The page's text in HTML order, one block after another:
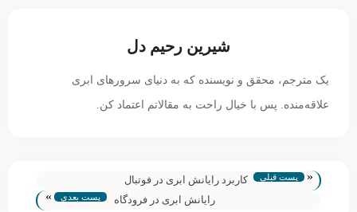
شیرین رحیم دل
یک مترجم، محقق و نویسنده که به دنیای سرورهای ابری
علاقه‌منده. پس با خیال راحت به مقالاتم اعتماد کن.
« پست قبلی
کاربرد رایانش ابری در فوتبال
رایانش ابری در فرودگاه
پست بعدی »